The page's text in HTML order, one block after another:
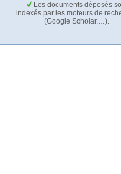
Les documents déposés
indexés par les moteurs de
(Google Scholar,…).